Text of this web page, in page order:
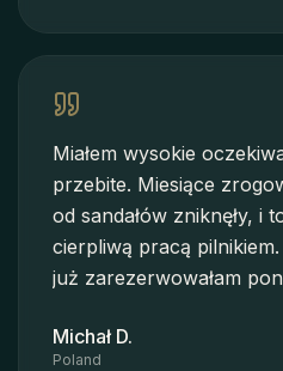
Miałem wysokie
przebite. Miesiące
od sandałów zniknęły, i
cierpliwą pracą
już zarezerwowałam
Michał D.
Poland